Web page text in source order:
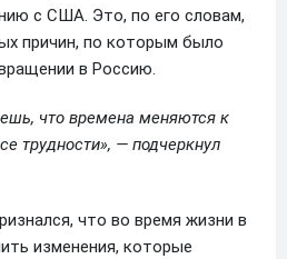
с США. Это, по его словам,
причин, по которым было
в Россию.
что времена меняются к
трудности», — подчеркнул
что во время жизни в
изменения, которые